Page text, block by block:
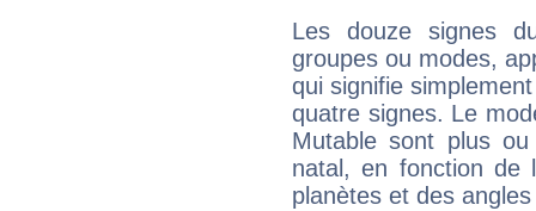
Les douze signes
groupes ou modes,
qui signifie
quatre signes. Le
Mutable sont plus
natal, en fonction de
planètes et des